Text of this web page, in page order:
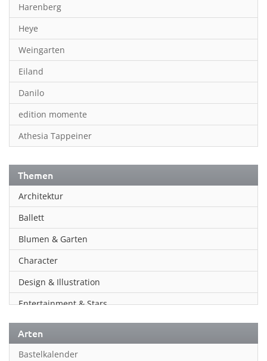
Harenberg
Heye
Weingarten
Eiland
Danilo
edition momente
Athesia Tappeiner
Themen
Architektur
Ballett
Blumen & Garten
Character
Design & Illustration
Entertainment & Stars
Erotik
Essen & Trinken
Arten
Bastelkalender